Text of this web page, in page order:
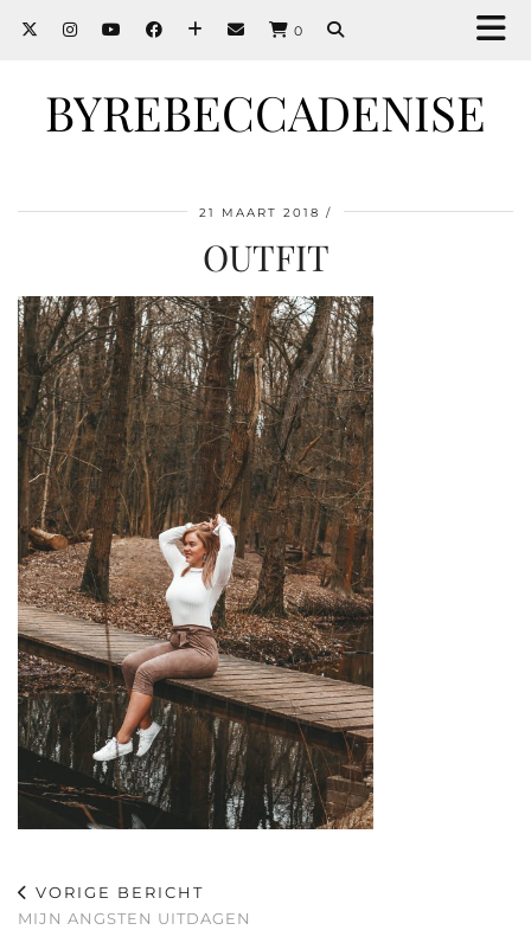
0
BYREBECCADENISE
21 MAART 2018
OUTFIT
VORIGE BERICHT
MIJN ANGSTEN UITDAGEN